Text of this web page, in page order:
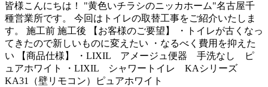
皆様こんにちは！ "黄色いチラシのニッカホーム"名古屋千
種営業所です。 今回はトイレの取替工事をご紹介いたしま
す。 施工前 施工後 【お客様のご要望】 ・トイレが古くなっ
てきたので新しいものに変えたい ・なるべく費用を抑えた
い 【商品仕様】 ・LIXIL アメージュ便器 手洗なし ピ
ュアホワイト ・LIXIL シャワートイレ KAシリーズ
KA31（壁リモコン）ピュアホワイト